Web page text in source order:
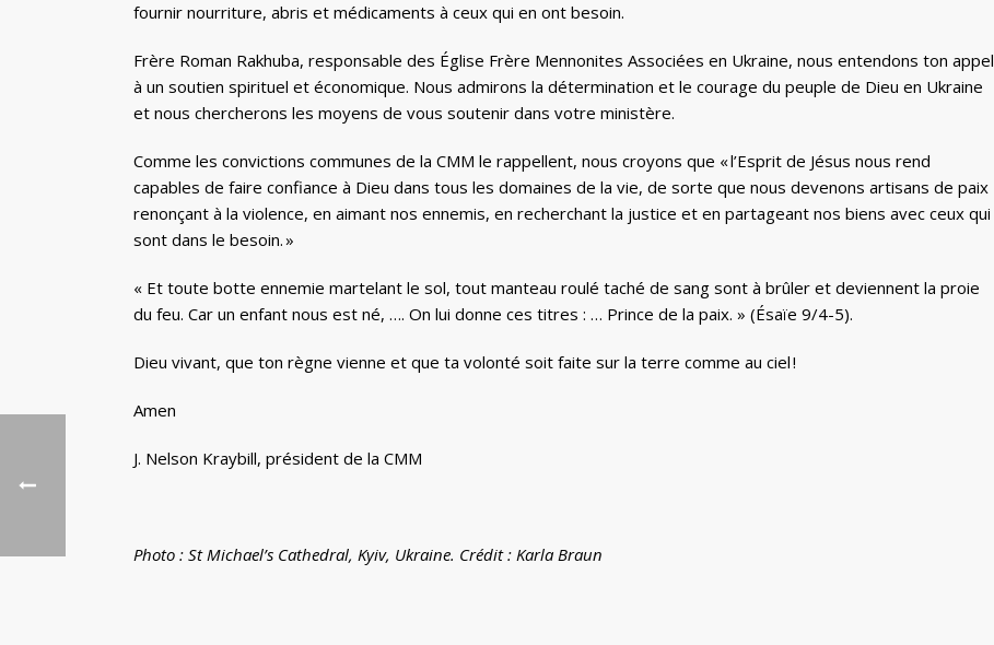
fournir nourriture, abris et médicaments à ceux qui en ont besoin.
Frère Roman Rakhuba, responsable des Église Frère Mennonites Associées en Ukraine, nous entendons ton appel
à un soutien spirituel et économique. Nous admirons la détermination et le courage du peuple de Dieu en Ukraine
et nous chercherons les moyens de vous soutenir dans votre ministère.
Comme les convictions communes de la CMM le rappellent, nous croyons que « l’Esprit de Jésus nous rend
capables de faire confiance à Dieu dans tous les domaines de la vie, de sorte que nous devenons artisans de paix
renonçant à la violence, en aimant nos ennemis, en recherchant la justice et en partageant nos biens avec ceux qui
sont dans le besoin. »
« Et toute botte ennemie martelant le sol, tout manteau roulé taché de sang sont à brûler et deviennent la proie
du feu. Car un enfant nous est né, …. On lui donne ces titres : … Prince de la paix. » (Ésaïe 9/4-5).
Dieu vivant, que ton règne vienne et que ta volonté soit faite sur la terre comme au ciel !
Amen
J. Nelson Kraybill, président de la CMM
Photo : St Michael’s Cathedral, Kyiv, Ukraine. Crédit : Karla Braun